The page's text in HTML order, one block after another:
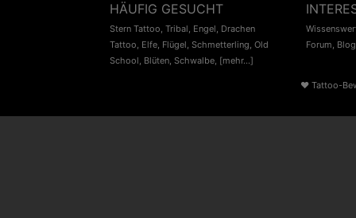
HÄUFIG GESUCHT
Stern Tattoo, Tribal, Engel, Drachen
Tattoo, Elfe, Flügel, Schmetterling, Old
School, Blüten, Schwalbe, [mehr...]
Forum, Blog
♥ Tattoo-